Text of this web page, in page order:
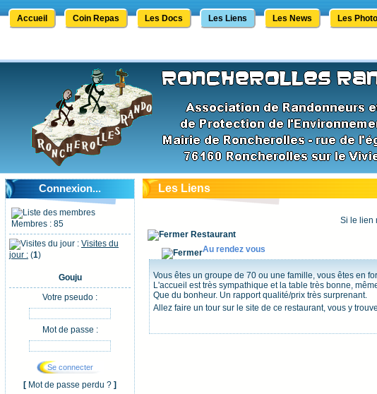
Accueil Coin Repas Les Docs Les Liens Les News Les
Connexion...
Membres : 85
Visites du
jour : (1)
Gouju
Votre pseudo :
Mot de passe :
[ Mot de passe perdu ? ]
Les Liens
Si le lien
Restaurant
Au rendez vous
Vous êtes un groupe de 70 ou une famille, vous êtes en
L'accueil est très sympathique et la table très bonne,
Que du bonheur. Un rapport qualité/prix très surprenant.
Allez faire un tour sur le site de ce restaurant, vous y